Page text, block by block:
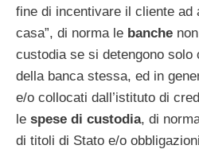
fine di incentivare il cliente ad
casa”, di norma le banche
custodia se si detengono solo
della banca stessa, ed in
e/o collocati dall’istituto di
le spese di custodia, di
di titoli di Stato e/o